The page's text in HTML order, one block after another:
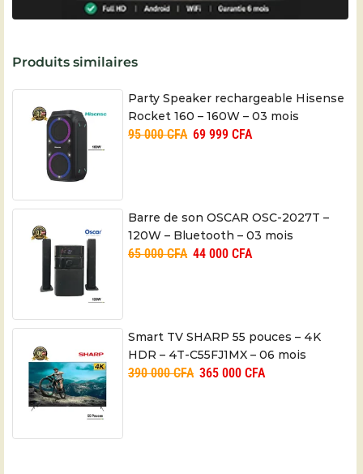
Produits similaires
Party Speaker rechargeable Hisense
Rocket 160 – 160W – 03 mois
95 000CFA 69 999 CFA
Barre de son OSCAR OSC-2027T –
120W – Bluetooth – 03 mois
65 000CFA 44 000 CFA
Smart TV SHARP 55 pouces – 4K
HDR – 4T-C55FJ1MX – 06 mois
390 000CFA 365 000 CFA